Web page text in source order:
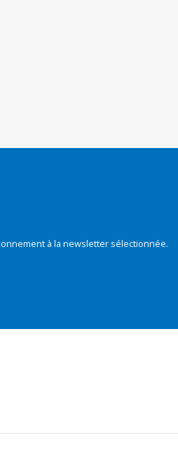
à la newsletter sélectionnée.